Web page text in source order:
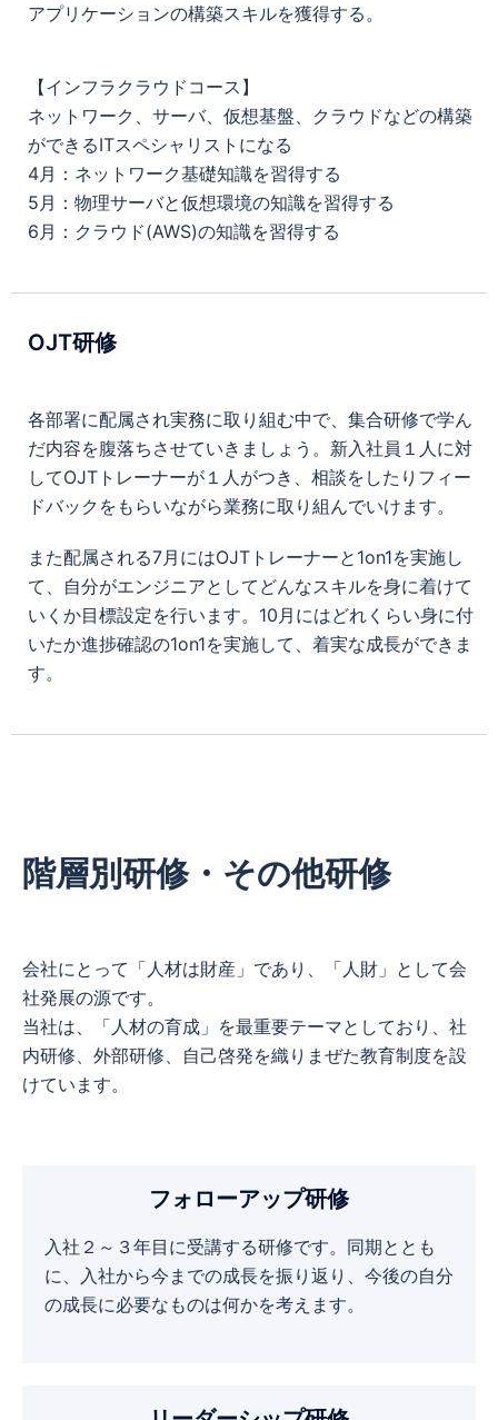
アプリケーションの構築スキルを獲得する。
【インフラクラウドコース】
ネットワーク、サーバ、仮想基盤、クラウドなどの構築
ができるITスペシャリストになる
4月：ネットワーク基礎知識を習得する
5月：物理サーバと仮想環境の知識を習得する
6月：クラウド(AWS)の知識を習得する
OJT研修
各部署に配属され実務に取り組む中で、集合研修で学ん
だ内容を腹落ちさせていきましょう。新入社員１人に対
してOJTトレーナーが１人がつき、相談をしたりフィー
ドバックをもらいながら業務に取り組んでいけます。
また配属される7月にはOJTトレーナーと1on1を実施し
て、自分がエンジニアとしてどんなスキルを身に着けて
いくか目標設定を行います。10月にはどれくらい身に付
いたか進捗確認の1on1を実施して、着実な成長ができま
す。
階層別研修・その他研修
会社にとって「人材は財産」であり、「人財」として会
社発展の源です。
当社は、「人材の育成」を最重要テーマとしており、社
内研修、外部研修、自己啓発を織りまぜた教育制度を設
けています。
フォローアップ研修
入社２～３年目に受講する研修です。同期ととも
に、入社から今までの成長を振り返り、今後の自分
の成長に必要なものは何かを考えます。